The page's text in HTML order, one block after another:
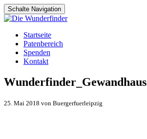
Schalte Navigation
Zum
Inhalt
springen
Startseite
Patenbereich
Spenden
Kontakt
Wunderfinder_Gewandhaus
25. Mai 2018 von Buergerfuerleipzig